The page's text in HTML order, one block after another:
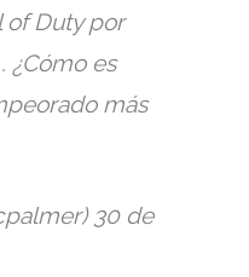
of Duty por
¿Cómo es
más
30 de